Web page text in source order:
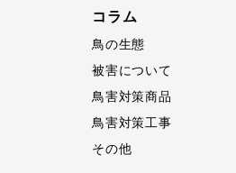
コラム
鳥の生態
被害について
鳥害対策商品
鳥害対策工事
その他